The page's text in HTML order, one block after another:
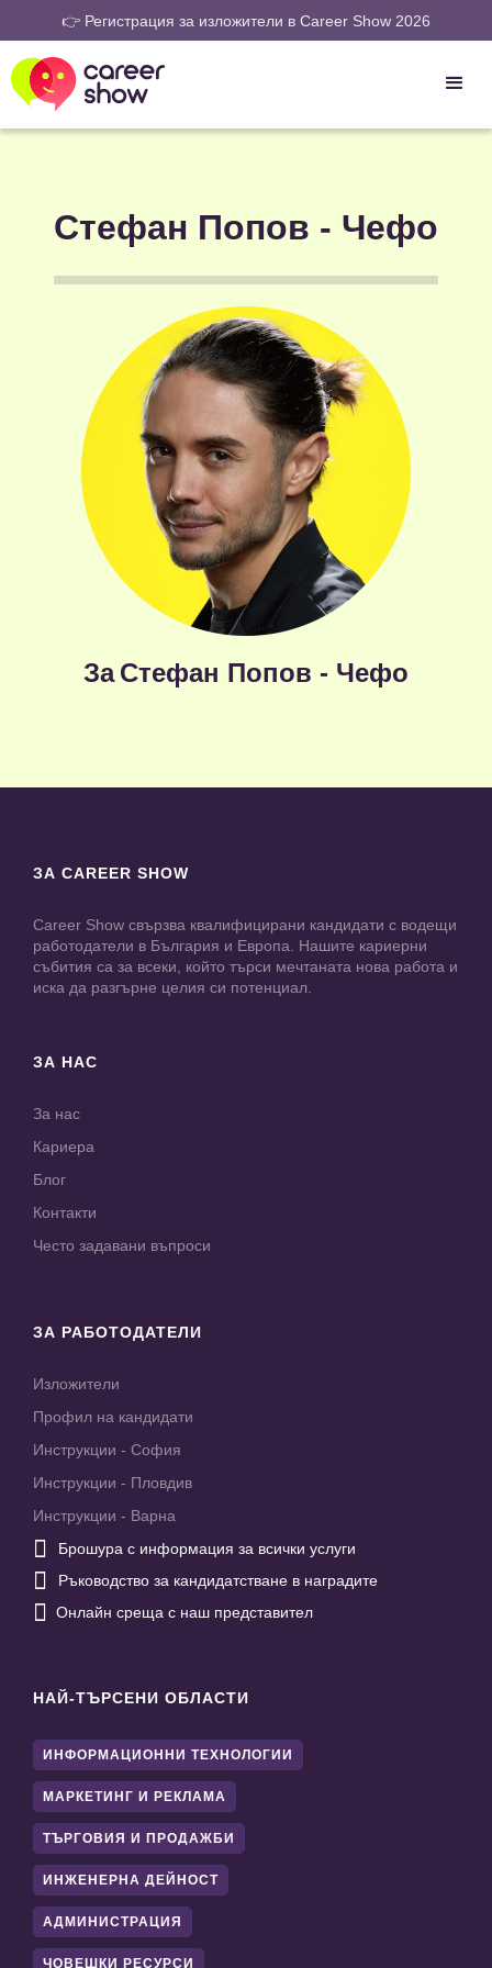
👉 Регистрация за изложители в Career Show 2026
Стефан Попов - Чефо
За Стефан Попов - Чефо
ЗА CAREER SHOW
Career Show свързва квалифицирани кандидати с водещи
работодатели в България и Европа. Нашите кариерни
събития са за всеки, който търси мечтаната нова работа и
иска да разгърне целия си потенциал.
ЗА НАС
За нас
Кариера
Блог
Контакти
Често задавани въпроси
ЗА РАБОТОДАТЕЛИ
Изложители
Профил на кандидати
Инструкции - София
Инструкции - Пловдив
Инструкции - Варна
 Брошура с информация за всички услуги
 Ръководство за кандидатстване в наградите
 Онлайн среща с наш представител
НАЙ-ТЪРСЕНИ ОБЛАСТИ
ИНФОРМАЦИОННИ ТЕХНОЛОГИИ
МАРКЕТИНГ И РЕКЛАМА
ТЪРГОВИЯ И ПРОДАЖБИ
ИНЖЕНЕРНА ДЕЙНОСТ
АДМИНИСТРАЦИЯ
ЧОВЕШКИ РЕСУРСИ